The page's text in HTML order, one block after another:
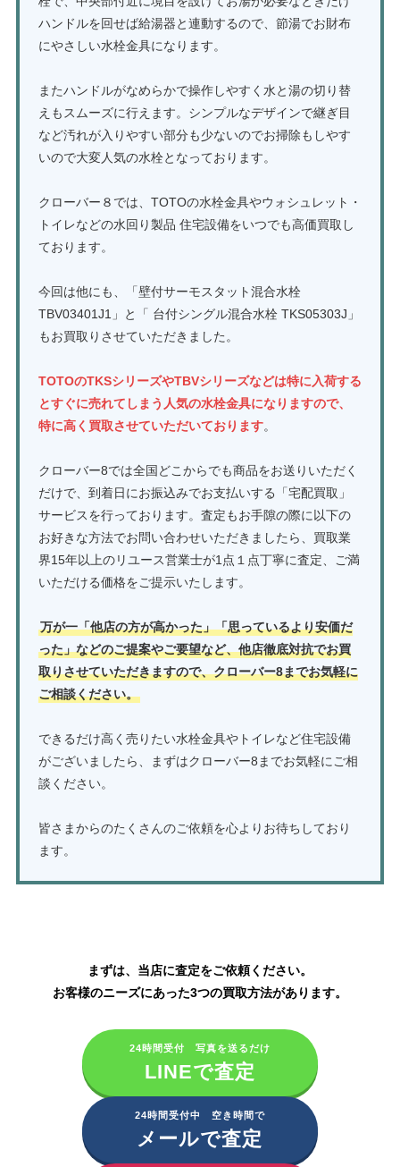
ハンドルを回せば給湯器と連動するので、節湯でお財布
にやさしい水栓金具になります。
またハンドルがなめらかで操作しやすく水と湯の切り替
えもスムーズに行えます。シンプルなデザインで継ぎ目
など汚れが入りやすい部分も少ないのでお掃除もしやす
いので大変人気の水栓となっております。
クローバー８では、TOTOの水栓金具やウォシュレット・
トイレなどの水回り製品 住宅設備をいつでも高価買取し
ております。
今回は他にも、「壁付サーモスタット混合水栓
TBV03401J1」と「 台付シングル混合水栓 TKS05303J」
もお買取りさせていただきました。
TOTOのTKSシリーズやTBVシリーズなどは特に入荷する
とすぐに売れてしまう人気の水栓金具になりますので、
特に高く買取させていただいております。
クローバー8では全国どこからでも商品をお送りいただく
だけで、到着日にお振込みでお支払いする「宅配買取」
サービスを行っております。査定もお手隙の際に以下の
お好きな方法でお問い合わせいただきましたら、買取業
界15年以上のリユース営業士が1点１点丁寧に査定、ご満
いただける価格をご提示いたします。
万が一「他店の方が高かった」「思っているより安価だ
った」などのご提案やご要望など、他店徹底対抗でお買
取りさせていただきますので、クローバー8までお気軽に
ご相談ください。
できるだけ高く売りたい水栓金具やトイレなど住宅設備
がございましたら、まずはクローバー8までお気軽にご相
談ください。
皆さまからのたくさんのご依頼を心よりお待ちしており
ます。
まずは、当店に査定をご依頼ください。
お客様のニーズにあった3つの買取方法があります。
24時間受付 写真を送るだけ
LINEで査定
24時間受付中 空き時間で
メールで査定